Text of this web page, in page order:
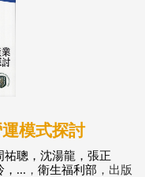
模式探討
聰，沈湯龍，張正
，... ， 衛生福利部 ，出版